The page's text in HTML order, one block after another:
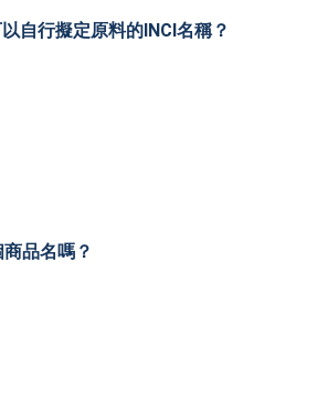
自行擬定原料的INCI名稱？
品名嗎？